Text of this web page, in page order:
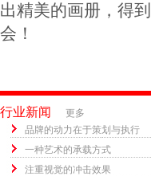
出精美的画册，得
会！
行业新闻
更多
品牌的动力在于策划与执行
一种艺术的承载方式
注重视觉的冲击效果